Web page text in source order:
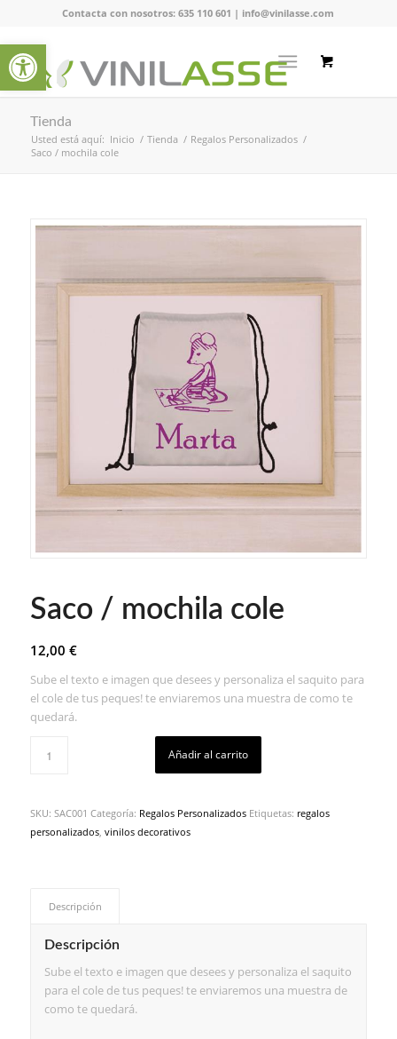
Contacta con nosotros:635 110 601 | info@vinilasse.com
Tienda
Usted está aquí: Inicio / Tienda / Regalos Personalizados /
Saco / mochila cole
Saco / mochila cole
12,00 €
Sube el texto e imagen que desees y personaliza el saquito para
el cole de tus peques! te enviaremos una muestra de como te
quedará.
Añadir al carrito
SKU: SAC001 Categoría: Regalos Personalizados Etiquetas: regalos
personalizados, vinilos decorativos
Descripción
Descripción
Sube el texto e imagen que desees y personaliza el saquito
para el cole de tus peques! te enviaremos una muestra de
como te quedará.
Abrir barra de herramientas